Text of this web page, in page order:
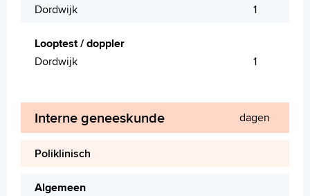
Dordwijk
1
Looptest / doppler
Dordwijk
1
Interne geneeskunde dagen
Poliklinisch
Algemeen